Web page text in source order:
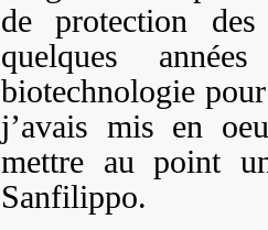
de protection
quelques
biotechnologie
j’avais mis en
mettre au point
Sanfilippo.